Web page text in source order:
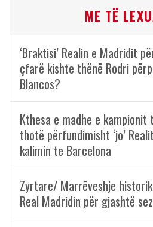
ME TË
‘Braktisi’ Realin e Madridit
çfarë kishte thënë Rodri
Blancos?
Kthesa e madhe e
thotë përfundimisht ‘jo’
kalimin te Barcelona
Zyrtare/ Marrëveshje
Real Madridin për gjashtë